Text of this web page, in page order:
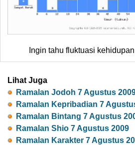
Ingin tahu fluktuasi
Lihat Juga
Ramalan Jodoh 7 Agustus
Ramalan Kepribadian 7
Ramalan Bintang 7 Agustus
Ramalan Shio 7 Agustus 2009
Ramalan Karakter 7 Agustus